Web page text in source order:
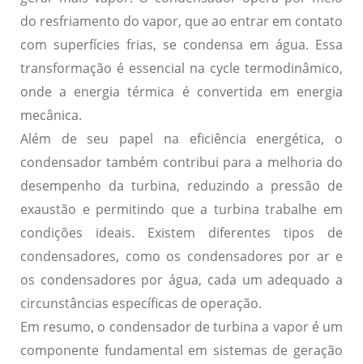
do resfriamento do vapor, que ao entrar em contato
com superfícies frias, se condensa em água. Essa
transformação é essencial na cycle termodinâmico,
onde a energia térmica é convertida em energia
mecânica.
Além de seu papel na eficiência energética, o
condensador também contribui para a melhoria do
desempenho da turbina, reduzindo a pressão de
exaustão e permitindo que a turbina trabalhe em
condições ideais. Existem diferentes tipos de
condensadores, como os condensadores por ar e
os condensadores por água, cada um adequado a
circunstâncias específicas de operação.
Em resumo, o condensador de turbina a vapor é um
componente fundamental em sistemas de geração